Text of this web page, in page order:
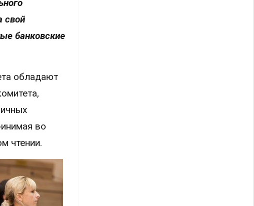
свой
банковские
обладают
во
чтении.